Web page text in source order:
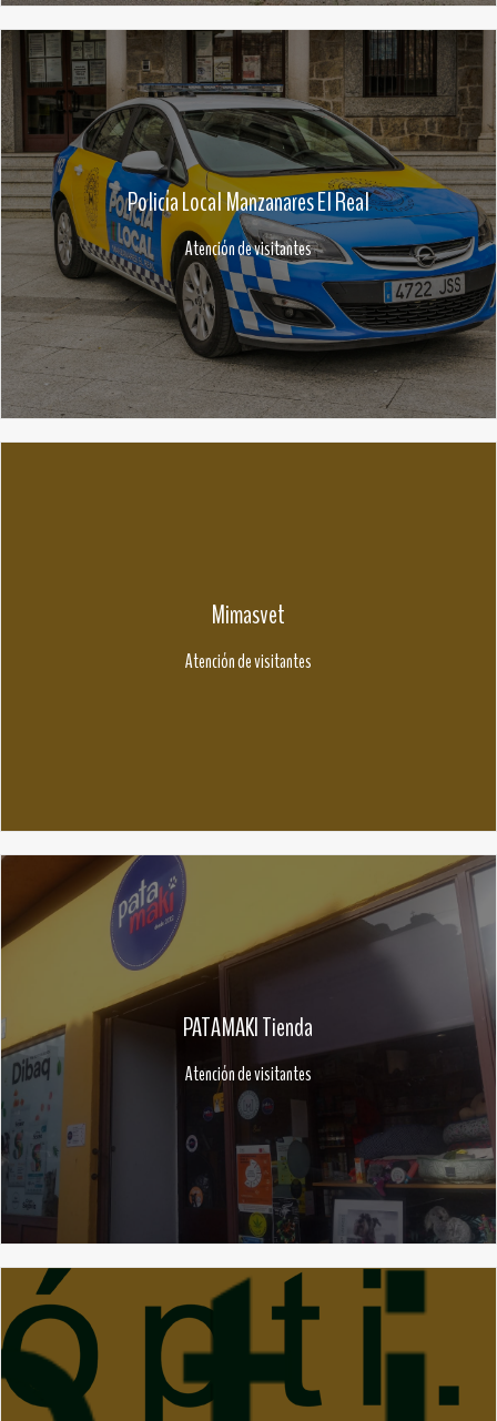
Policía Local Manzanares El Real
Atención de visitantes
Mimasvet
Atención de visitantes
PATAMAKI Tienda
Atención de visitantes